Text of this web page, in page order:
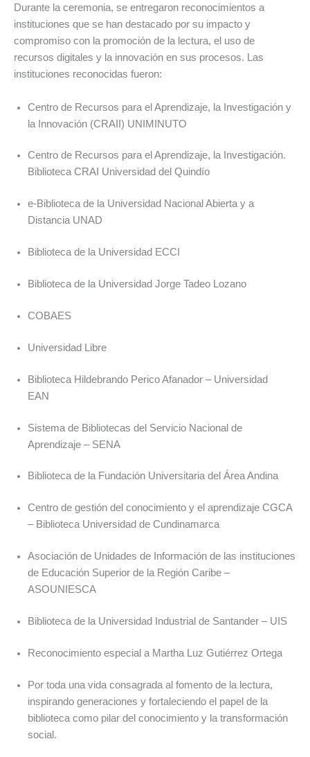
Durante la ceremonia, se entregaron reconocimientos a
instituciones que se han destacado por su impacto y
compromiso con la promoción de la lectura, el uso de
recursos digitales y la innovación en sus procesos. Las
instituciones reconocidas fueron:
Centro de Recursos para el Aprendizaje, la Investigación y
la Innovación (CRAII) UNIMINUTO
Centro de Recursos para el Aprendizaje, la Investigación.
Biblioteca CRAI Universidad del Quindío
e-Biblioteca de la Universidad Nacional Abierta y a
Distancia UNAD
Biblioteca de la Universidad ECCI
Biblioteca de la Universidad Jorge Tadeo Lozano
COBAES
Universidad Libre
Biblioteca Hildebrando Perico Afanador – Universidad
EAN
Sistema de Bibliotecas del Servicio Nacional de
Aprendizaje – SENA
Biblioteca de la Fundación Universitaria del Área Andina
Centro de gestión del conocimiento y el aprendizaje CGCA
– Biblioteca Universidad de Cundinamarca
Asociación de Unidades de Información de las instituciones
de Educación Superior de la Región Caribe –
ASOUNIESCA
Biblioteca de la Universidad Industrial de Santander – UIS
Reconocimiento especial a Martha Luz Gutiérrez Ortega
Por toda una vida consagrada al fomento de la lectura,
inspirando generaciones y fortaleciendo el papel de la
biblioteca como pilar del conocimiento y la transformación
social.